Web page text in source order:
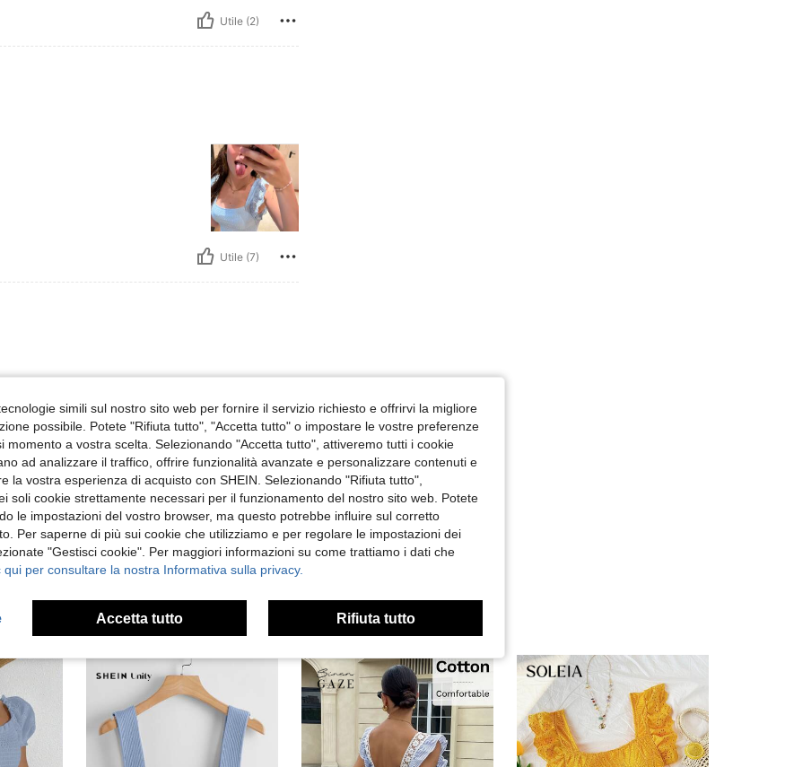
Utile (2)
Utile (7)
Utile (1)
simili sul nostro sito web per fornire il servizio richiesto e offrirvi la migliore
possibile. Potete "Rifiuta tutto", "Accetta tutto" o impostare le vostre preferenze
momento a vostra scelta. Selezionando "Accetta tutto", attiveremo tutti i cookie
ad analizzare il traffico, offrire funzionalità avanzate e personalizzare contenuti e
la vostra esperienza di acquisto con SHEIN. Selezionando "Rifiuta tutto",
soli cookie strettamente necessari per il funzionamento del nostro sito web. Potete
le impostazioni del vostro browser, ma questo potrebbe influire sul corretto
Per saperne di più sui cookie che utilizziamo e per regolare le impostazioni dei
"Gestisci cookie". Per maggiori informazioni su come trattiamo i dati che
qui per consultare la nostra Informativa sulla privacy.
Accetta tutto Rifiuta tutto